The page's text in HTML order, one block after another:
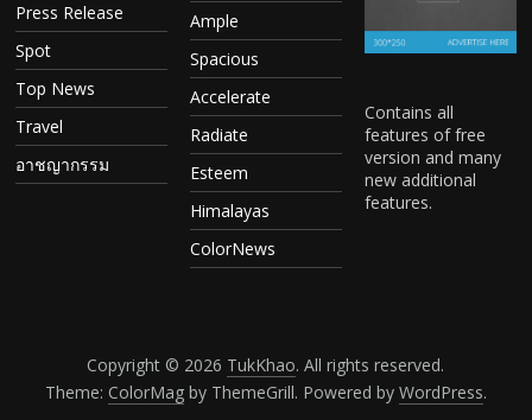
Press Release
Spot
Top News
Travel
อาชญากรรม
Ample
Spacious
Accelerate
Radiate
Esteem
Himalayas
ColorNews
Contains all
features of free
version and many
new additional
features.
Copyright © 2026 TukKhao. All rights reserved.
Theme: ColorMagby ThemeGrill. Powered by WordPress.